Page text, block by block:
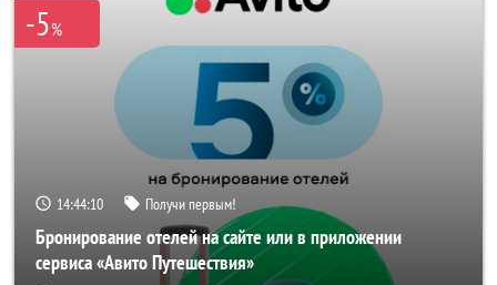
-5%
14:44:08 Получи первым!
Бронирование отелей на сайте или в приложении
сервиса «Авито Путешествия»